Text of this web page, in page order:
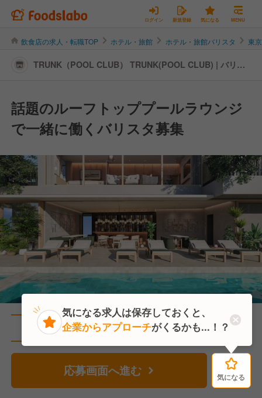
ログイン 新規登録 気になる MENU
飲食店の求人・転職TOP ホテル・旅館 ホテル・旅館バリスタ 東
TRUNK（POOL CLUB） TRUNK(POOL CLUB) | バリス
話題のルーフトッププールラウンジ
で一緒に働くバリスタ募集
直近20人がこの求人を検討中
応募画面へ進む 気になる
気になる
気になる求人は保存しておくと、
企業からアプローチがくるかも...！？